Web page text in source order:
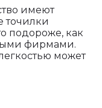
имеют
точилки
подороже, как
фирмами.
может